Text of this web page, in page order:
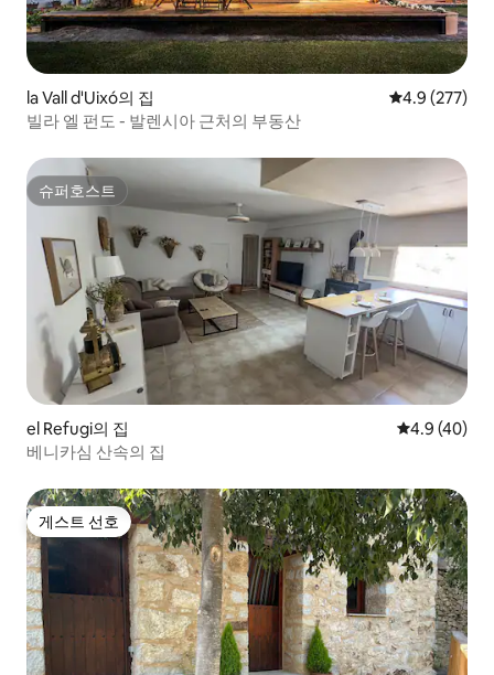
la Vall d'Uixó의 집 평점 4.9점(5
4.9 (277)
빌라 엘 펀도 - 발렌시아 근처의 부동산
슈퍼호스트
슈퍼호스트
el Refugi의 집 평점 4.9점(5
4.9 (40)
베니카심 산속의 집
게스트 선호
게스트 선호